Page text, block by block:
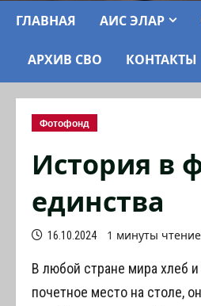
ГЛАВНАЯ АИС ЭЛАР
АРХИВ СВО КОНТАКТЫ
Фотофонд
История в
единства
16.10.2024 1 минуты чтение
В любой стране мира хлеб
почетное место на столе,